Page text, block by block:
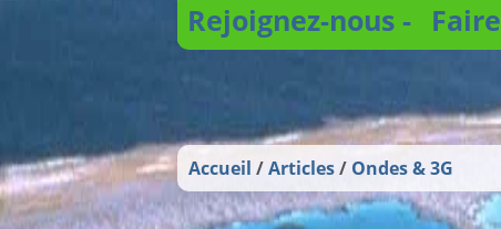
Rejoignez-nous -
Accueil Articles Ondes & 3G